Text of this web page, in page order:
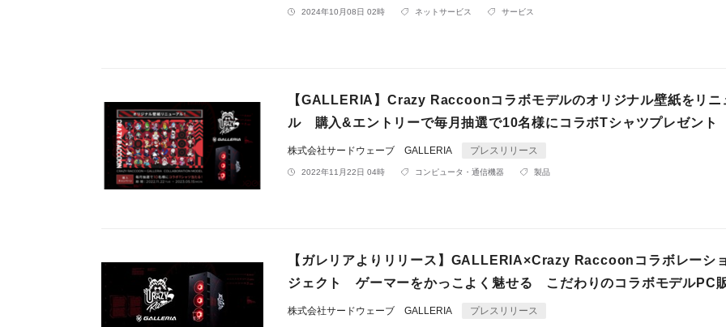
2024年10月08日 02時 ネットサービス サービス
【GALLERIA】Crazy Raccoonコラボモデルのオリジナル壁紙をリニ
ル 購入&エントリーで毎月抽選で10名様にコラボTシャツプレゼント
株式会社サードウェーブ GALLERIA プレスリリース
2022年11月22日 04時 コンピュータ・通信機器 製品
【ガレリアよりリリース】GALLERIA×Crazy Raccoonコラボレーシ
ジェクト ゲーマーをかっこよく魅せる こだわりのコラボモデルPC
株式会社サードウェーブ GALLERIA プレスリリース